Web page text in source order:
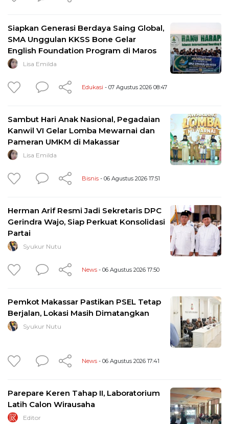
Siapkan Generasi Berdaya Saing Global,
SMA Unggulan KKSS Bone Gelar
English Foundation Program di Maros
Lisa Emilda
Edukasi - 07 Agustus 2026 08:47
Sambut Hari Anak Nasional, Pegadaian
Kanwil VI Gelar Lomba Mewarnai dan
Pameran UMKM di Makassar
Lisa Emilda
Bisnis - 06 Agustus 2026 17:51
Herman Arif Resmi Jadi Sekretaris DPC
Gerindra Wajo, Siap Perkuat Konsolidasi
Partai
Syukur Nutu
News - 06 Agustus 2026 17:50
Pemkot Makassar Pastikan PSEL Tetap
Berjalan, Lokasi Masih Dimatangkan
Syukur Nutu
News - 06 Agustus 2026 17:41
Parepare Keren Tahap II, Laboratorium
Latih Calon Wirausaha
Editor